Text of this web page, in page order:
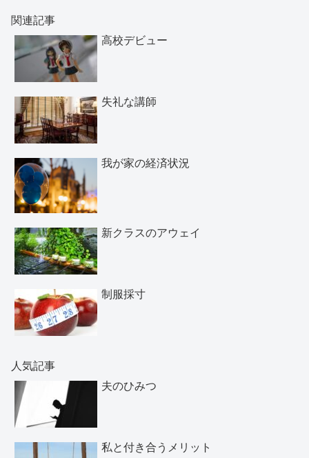
関連記事
高校デビュー
失礼な講師
我が家の経済状況
新クラスのアウェイ
制服採寸
人気記事
夫のひみつ
私と付き合うメリット